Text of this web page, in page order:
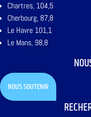
Chartres, 104,5
Cherbourg, 87,8
Le Havre 101,1
Le Mans, 98,8
NOUS SOUTENIR